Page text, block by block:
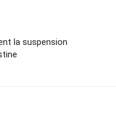
la suspension